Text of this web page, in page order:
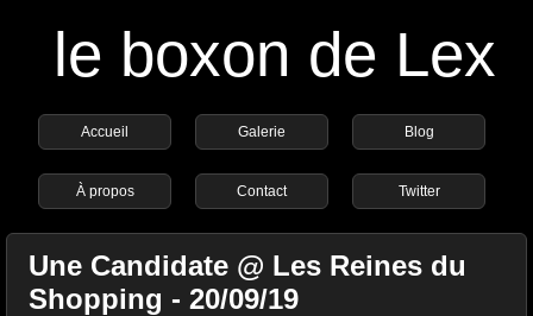
le boxon de Lex
Accueil Galerie Blog
À propos Contact Twitter
Une Candidate @ Les Reines du
Shopping - 20/09/19